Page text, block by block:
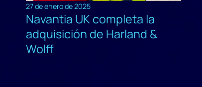
27 de enero de 2025
Navantia UK completa la
adquisición de Harland &
Wolff